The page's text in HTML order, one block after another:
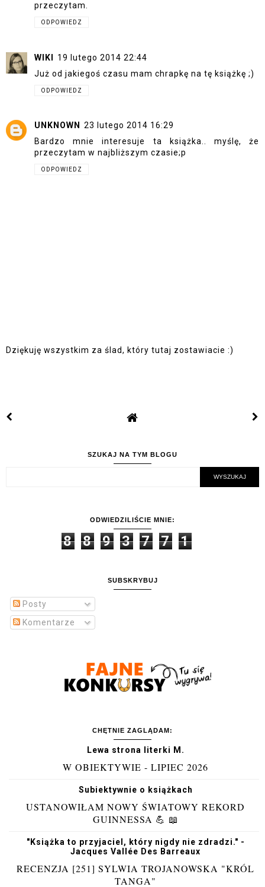
przeczytam.
ODPOWIEDZ
WIKI
19 lutego 2014 22:44
Już od jakiegoś czasu mam chrapkę na tę książkę ;)
ODPOWIEDZ
UNKNOWN
23 lutego 2014 16:29
Bardzo mnie interesuje ta książka.. myślę, że
przeczytam w najbliższym czasie;p
ODPOWIEDZ
Dziękuję wszystkim za ślad, który tutaj zostawiacie :)
SZUKAJ NA TYM BLOGU
ODWIEDZILIŚCIE MNIE:
8 8 9 3 7 7 1
SUBSKRYBUJ
Posty
Komentarze
CHĘTNIE ZAGLĄDAM:
Lewa strona literki M.
W OBIEKTYWIE - LIPIEC 2026
Subiektywnie o książkach
USTANOWIŁAM NOWY ŚWIATOWY REKORD
GUINNESSA 💪 📖
"Książka to przyjaciel, który nigdy nie zdradzi." -
Jacques Vallée Des Barreaux
RECENZJA [251] SYLWIA TROJANOWSKA "KRÓL
TANGA"